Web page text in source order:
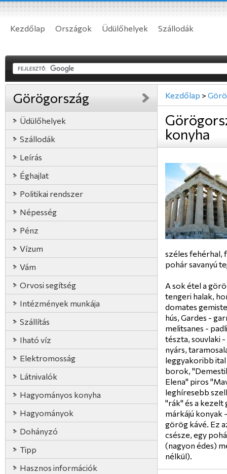
Kezdőlap Országok Üdülőhelyek Szállodák
Görögország
Üdülőhelyek
Szállodák
Leírás
Éghajlat
Politikai rendszer
Népesség
Pénz
Vízum
Vám
Orvosi segítség
Intézmények munkája
Szállítás
Iható víz
Elektromosság
Látnivalók
Hagyományos konyha
Hagyományok
Dohányzó
Tipp
Hasznos információk
Kezdőlap >
konyha
széles fehérhal,
pohár savanyú
A sok étel a
tengeri halak,
domates
hús, Gardes -
melitsanes -
tészta, souvlaki
nyárs,
leggyakoribb
borok,
Elena" piros
leghíresebb
"rák" és a kezelt
márkájú konyak
görög kávé. Ez
csésze, egy
(nagyon édes)
nélkül).